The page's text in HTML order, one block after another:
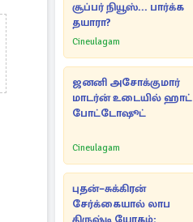
சூப்பர் நியூஸ்... பார்க்க
தயாரா?
Cineulagam
ஜனனி அசோக்குமார்
மாடர்ன் உடையில் ஹாட்
போட்டோஷூட்
Cineulagam
புதன்–சுக்கிரன்
சேர்க்கையால் லாப